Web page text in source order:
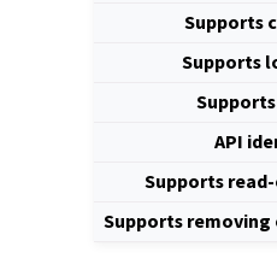
Supports
Supports
API
Supports
Supports